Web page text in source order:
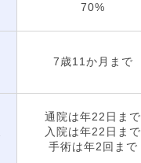
70%
7歳11か月まで
通院は年22日まで
入院は年22日まで
手術は年2回まで